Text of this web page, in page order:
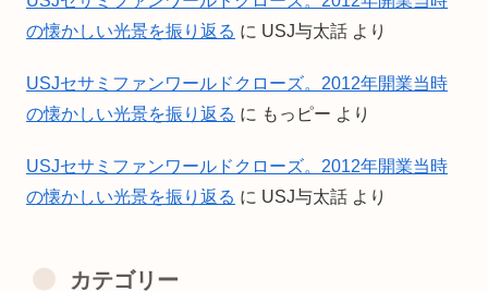
の懐かしい光景を振り返る に USJ与太話 より
USJセサミファンワールドクローズ。2012年開業当時
の懐かしい光景を振り返る に もっピー より
USJセサミファンワールドクローズ。2012年開業当時
の懐かしい光景を振り返る に USJ与太話 より
カテゴリー